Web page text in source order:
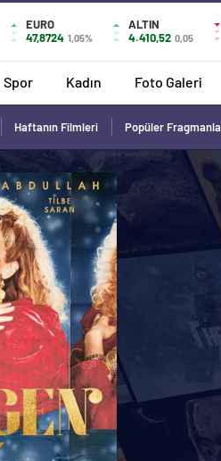
EURO
47,8724 1,05%
ALTIN
4.410,52 0,05
Spor Kadın Foto Galeri
Haftanın Filmleri Popüler